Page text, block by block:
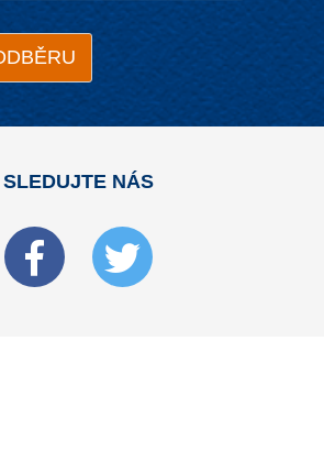
SLEDUJTE NÁS